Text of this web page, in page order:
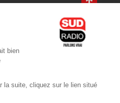
l'application